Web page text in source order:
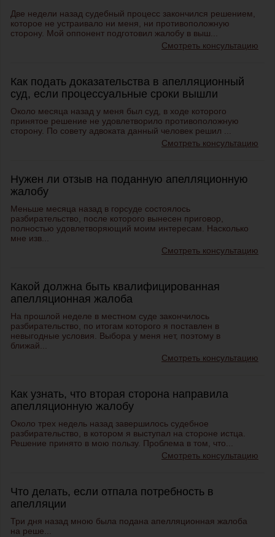
Две недели назад судебный процесс закончился решением,
которое не устраивало ни меня, ни противоположную
сторону. Мой оппонент подготовил жалобу в выш...
Смотреть консультацию
Как подать доказательства в апелляционный
суд, если процессуальные сроки вышли
Около месяца назад у меня был суд, в ходе которого
принятое решение не удовлетворило противоположную
сторону. По совету адвоката данный человек решил ...
Смотреть консультацию
Нужен ли отзыв на поданную апелляционную
жалобу
Меньше месяца назад в горсуде состоялось
разбирательство, после которого вынесен приговор,
полностью удовлетворяющий моим интересам. Насколько
мне изв...
Смотреть консультацию
Какой должна быть квалифицированная
апелляционная жалоба
На прошлой неделе в местном суде закончилось
разбирательство, по итогам которого я поставлен в
невыгодные условия. Выбора у меня нет, поэтому в
ближай...
Смотреть консультацию
Как узнать, что вторая сторона направила
апелляционную жалобу
Около трех недель назад завершилось судебное
разбирательство, в котором я выступал на стороне истца.
Решение принято в мою пользу. Проблема в том, что...
Смотреть консультацию
Что делать, если отпала потребность в
апелляции
Три дня назад мною была подана апелляционная жалоба
на реше...